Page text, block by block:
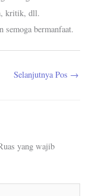
kritik, dll.
semoga bermanfaat.
Selanjutnya Pos →
yang wajib